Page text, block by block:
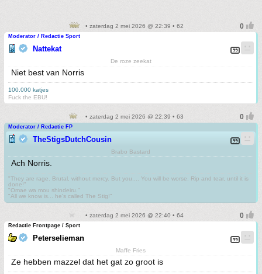
• zaterdag 2 mei 2026 @ 22:39 • 62
Moderator / Redactie Sport
Nattekat
De roze zeekat
Niet best van Norris
100.000 katjes
Fuck the EBU!
• zaterdag 2 mei 2026 @ 22:39 • 63
Moderator / Redactie FP
TheStigsDutchCousin
Brabo Bastard
Ach Norris.
"They are rage. Brutal, without mercy. But you.... You will be worse. Rip and tear, until it is
done!"
"Omae wa mou shindeiru."
"All we know is... he's called The Stig!"
• zaterdag 2 mei 2026 @ 22:40 • 64
Redactie Frontpage / Sport
Peterselieman
Maffe Fries
Ze hebben mazzel dat het gat zo groot is